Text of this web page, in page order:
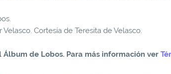
Velasco. Cortesía de Teresita de Velasco.
de Lobos. Para más información ver